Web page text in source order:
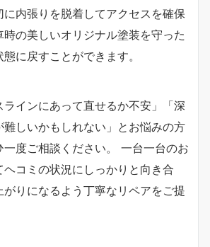
に内張りを脱着してアクセスを確保
の美しいオリジナル塗装を守った
に戻すことができます。
ラインにあって直せるか不安」「深
難しいかもしれない」とお悩みの方
一度ご相談ください。 一台一台のお
コミの状況にしっかりと向き合
がりになるよう丁寧なリペアをご提